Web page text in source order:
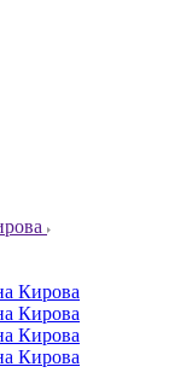
Кирова
Кирова
Кирова
Кирова